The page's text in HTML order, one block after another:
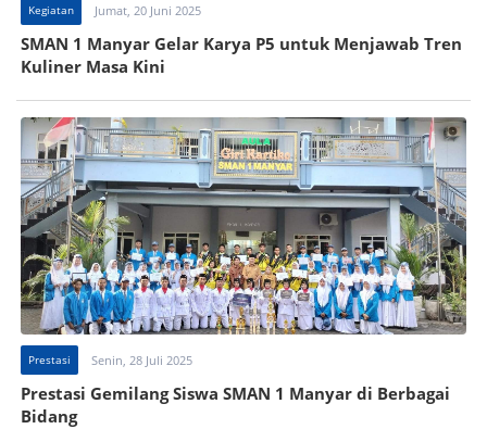
Kegiatan Jumat, 20 Juni 2025
SMAN 1 Manyar Gelar Karya P5 untuk Menjawab Tren
Kuliner Masa Kini
Prestasi Senin, 28 Juli 2025
Prestasi Gemilang Siswa SMAN 1 Manyar di Berbagai
Bidang